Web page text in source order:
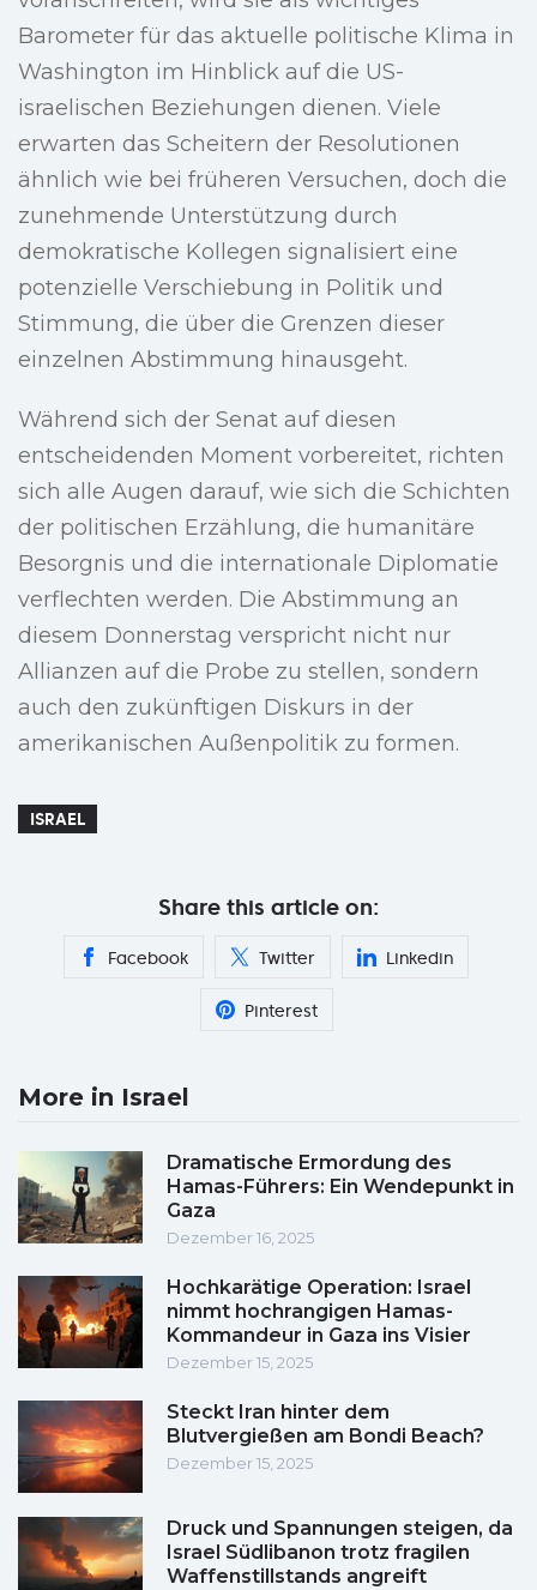
Barometer für das aktuelle politische Klima in
Washington im Hinblick auf die US-
israelischen Beziehungen dienen. Viele
erwarten das Scheitern der Resolutionen
ähnlich wie bei früheren Versuchen, doch die
zunehmende Unterstützung durch
demokratische Kollegen signalisiert eine
potenzielle Verschiebung in Politik und
Stimmung, die über die Grenzen dieser
einzelnen Abstimmung hinausgeht.
Während sich der Senat auf diesen
entscheidenden Moment vorbereitet, richten
sich alle Augen darauf, wie sich die Schichten
der politischen Erzählung, die humanitäre
Besorgnis und die internationale Diplomatie
verflechten werden. Die Abstimmung an
diesem Donnerstag verspricht nicht nur
Allianzen auf die Probe zu stellen, sondern
auch den zukünftigen Diskurs in der
amerikanischen Außenpolitik zu formen.
ISRAEL
Share this article on:
Facebook Twitter Linkedin
Pinterest
More in Israel
Dramatische Ermordung des
Hamas-Führers: Ein Wendepunkt in
Gaza
Dezember 16, 2025
Hochkarätige Operation: Israel
nimmt hochrangigen Hamas-
Kommandeur in Gaza ins Visier
Dezember 15, 2025
Steckt Iran hinter dem
Blutvergießen am Bondi Beach?
Dezember 15, 2025
Druck und Spannungen steigen, da
Israel Südlibanon trotz fragilen
Waffenstillstands angreift